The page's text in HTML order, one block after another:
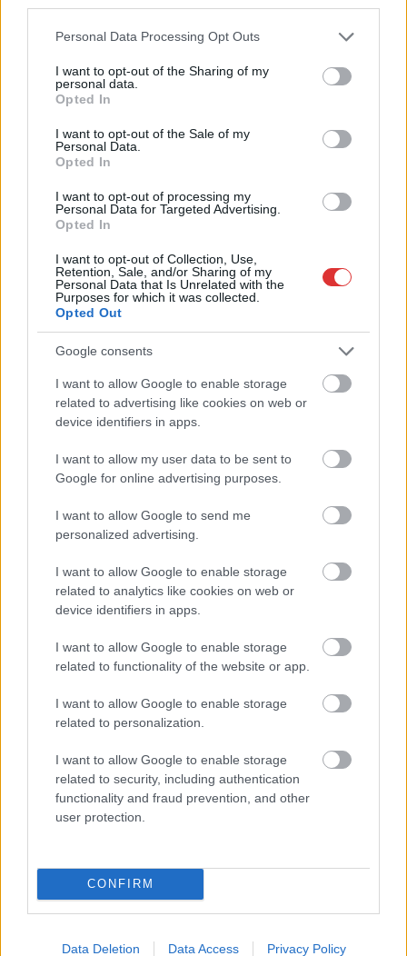
Please note that this website/app uses one or more Google
not limited to your visit or usage behaviour. You may click to
grant or deny consent to Google and its third-party tags to
use your data for below specified purposes in below Google
consent section.
Personal Data Processing Opt Outs
I want to opt-out of the Sharing of my
personal data.
Opted In
I want to opt-out of the Sale of my
Personal Data.
Opted In
I want to opt-out of processing my
Personal Data for Targeted Advertising.
Opted In
I want to opt-out of Collection, Use,
Retention, Sale, and/or Sharing of my
Personal Data that Is Unrelated with the
Purposes for which it was collected.
Opted Out
Google consents
I want to allow Google to enable storage
related to advertising like cookies on web or
device identifiers in apps.
I want to allow my user data to be sent to
Google for online advertising purposes.
I want to allow Google to send me
personalized advertising.
I want to allow Google to enable storage
related to analytics like cookies on web or
device identifiers in apps.
I want to allow Google to enable storage
related to functionality of the website or app.
I want to allow Google to enable storage
related to personalization.
I want to allow Google to enable storage
related to security, including authentication
functionality and fraud prevention, and other
user protection.
CONFIRM
Data Deletion Data Access Privacy Policy
Már magasabb szinten is nyomoznak Szijjártó
ez csak az egyik botrány
Problémák egész Jász-Nagykun-Szolnok megyében: egyre
több otthoni kútból fogy ki a víz
Szolnokon egy kulcsfontosságú körforgalmat részlegesen
mértékben lebénul
Elromlott a biztosítóberendezés a ceglédi vasútvonalon,
alapos késések alakultak ki a menetrendhez képest,
kimaradás is előfordult
Ön szerint hogy készül a hamisítatlan szolnoki habos isler?
Országos ellenőrzés indult a hazai akkumulátoripari
Az idei év leglassabb növekedését hozta a június a
kiskereskedelemben
Györfi Mihály több tucat vállalkozással egyeztetett a
kerékpárgyár dolgozóinak megsegítéséről
41 fok fölé forrósodott az ország, Szolnokon pedig egy másik
rekord is megdőlt
Egy telefonhívást akart, végül rendőrök vitték el a mezőtúri
A Tisza kormány minisztere újabb nagy változásokról döntött
a közoktatásban – például az iskolaigazgatók visszakapják
munkáltatói jogaikat
kapott, más fideszesek még kevesebbet vittek haza
további üzemeltetését
Csendélet 5.0: alig balesetveszélyes lépcső és remek
állapotban levő buszmegálló mutatja, hogy Szolnok mennyire
Pénteken újra csökken a benzin és a gázolaj ára is
Napokon belül megválasztja az új köztársasági elnököt az